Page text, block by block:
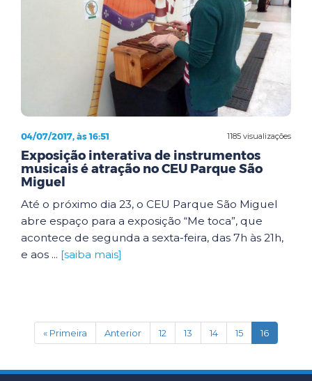
1185 visualizações
04/07/2017, às 16:51
Exposição interativa de instrumentos
musicais é atração no CEU Parque São
Miguel
Até o próximo dia 23, o CEU Parque São Miguel
abre espaço para a exposição “Me toca”, que
acontece de segunda a sexta-feira, das 7h às 21h,
e aos ... [saiba mais]
« Primeira Anterior 12 13 14 15 16(current)